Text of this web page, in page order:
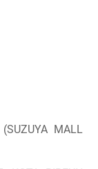
MALL